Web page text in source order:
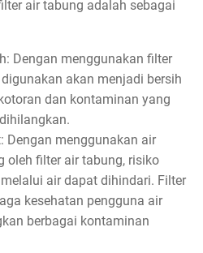
air tabung adalah sebagai
Dengan menggunakan filter
akan menjadi bersih
dan kontaminan yang
Dengan menggunakan air
oleh filter air tabung, risiko
air dapat dihindari. Filter
kesehatan pengguna air
berbagai kontaminan